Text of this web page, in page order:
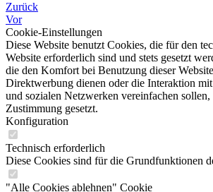
Zurück
Vor
Cookie-Einstellungen
Diese Website benutzt Cookies, die für den
Website erforderlich sind und stets gesetzt
die den Komfort bei Benutzung dieser
Direktwerbung dienen oder die Interaktion mit
und sozialen Netzwerken vereinfachen
Zustimmung gesetzt.
Konfiguration
Technisch erforderlich
Diese Cookies sind für die Grundfunktionen
"Alle Cookies ablehnen" Cookie